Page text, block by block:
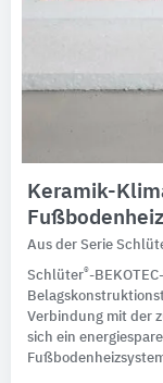
Keramik-
Aus der Serie
Schlüter®-
Verbindung mit der
sich ein